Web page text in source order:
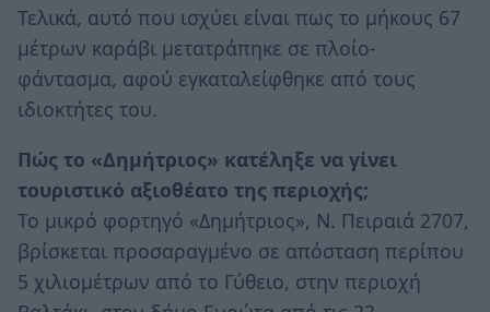
Τελικά, αυτό που ισχύει είναι πως το μήκους 67
μέτρων καράβι μετατράπηκε σε πλοίο-
φάντασμα, αφού εγκαταλείφθηκε από τους
ιδιοκτήτες του.
Πώς το «Δημήτριος» κατέληξε να γίνει
τουριστικό αξιοθέατο της περιοχής;
Το μικρό φορτηγό «Δημήτριος», Ν. Πειραιά 2707,
βρίσκεται προσαραγμένο σε απόσταση περίπου
5 χιλιομέτρων από το Γύθειο, στην περιοχή